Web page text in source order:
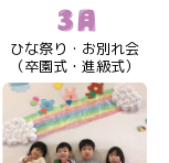
ひな祭り・お別れ会
（卒園式・進級式）